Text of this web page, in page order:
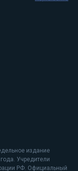
издание
Учредители
РФ. Официальный